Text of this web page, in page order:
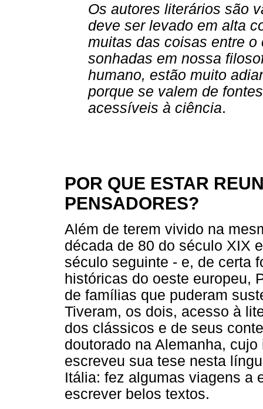
Os autores literários são
deve ser levado em alta
muitas das coisas entre
sonhadas em nossa
humano, estão muito
porque se valem de
acessíveis à ciência.
POR QUE ESTAR
PENSADORES?
Além de terem vivido na
década de 80 do século XIX
século seguinte - e, de certa
históricas do oeste europeu,
de famílias que puderam
Tiveram, os dois, acesso à
dos clássicos e de seus
doutorado na Alemanha,
escreveu sua tese nesta
Itália: fez algumas viagens a
escrever belos textos.